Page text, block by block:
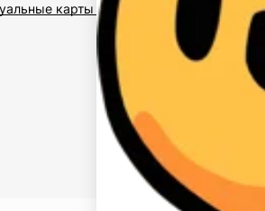
карты $2,5 Накрутка